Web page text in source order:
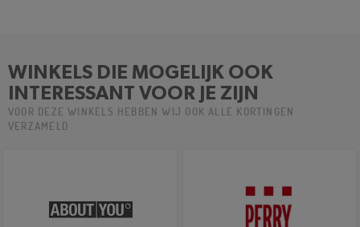
WINKELS DIE MOGELIJK OOK
INTERESSANT VOOR JE ZIJN
VOOR DEZE WINKELS HEBBEN WIJ OOK ALLE KORTINGEN
VERZAMELD